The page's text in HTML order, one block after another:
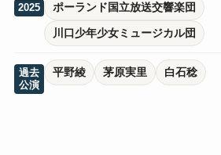
2025 ポーランド国立放送交響楽団
川口少年少女ミュージカル団
過去
公演
平野綾 茅原実里 白石稔